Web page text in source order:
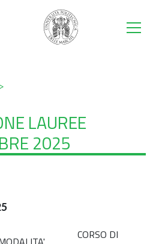
LAUREE
2025
CORSO DI